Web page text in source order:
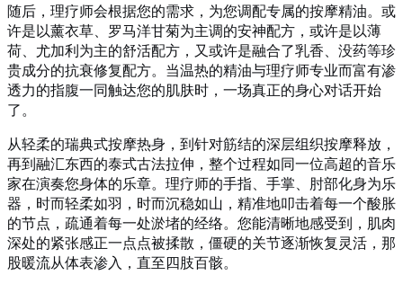
随后，理疗师会根据您的需求，为您调配专属的按摩精油。或
许是以薰衣草、罗马洋甘菊为主调的安神配方，或许是以薄
荷、尤加利为主的舒活配方，又或许是融合了乳香、没药等珍
贵成分的抗衰修复配方。当温热的精油与理疗师专业而富有渗
透力的指腹一同触达您的肌肤时，一场真正的身心对话开始
了。
从轻柔的瑞典式按摩热身，到针对筋结的深层组织按摩释放，
再到融汇东西的泰式古法拉伸，整个过程如同一位高超的音乐
家在演奏您身体的乐章。理疗师的手指、手掌、肘部化身为乐
器，时而轻柔如羽，时而沉稳如山，精准地叩击着每一个酸胀
的节点，疏通着每一处淤堵的经络。您能清晰地感受到，肌肉
深处的紧张感正一点点被揉散，僵硬的关节逐渐恢复灵活，那
股暖流从体表渗入，直至四肢百骸。